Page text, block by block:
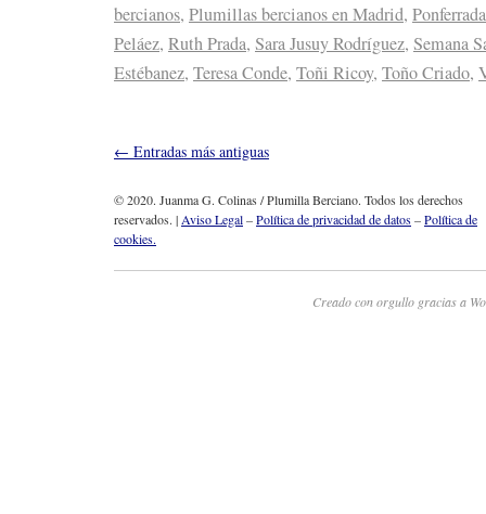
bercianos, Plumillas bercianos en Madrid, Ponferrada
Peláez, Ruth Prada, Sara Jusuy Rodríguez, Semana
Estébanez, Teresa Conde, Toñi Ricoy, Toño Criado,
← Entradas más antiguas
© 2020. Juanma G. Colinas / Plumilla Berciano. Todos los derechos
reservados. | Aviso Legal–Política de privacidad de datos–Política de
cookies.
Creado con orgullo gracias a